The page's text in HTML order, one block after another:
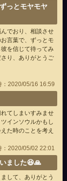
っとモヤモヤ
でおり、相談させ
言葉で、ずっとモ
を信じて待ってみ
り、ありがとうご
：2020/05/16 16:59
てしまいすみませ
インソウルかもし
た時のことを考え
：2020/05/02 22:01
ました😆🙏
して、ありがとう